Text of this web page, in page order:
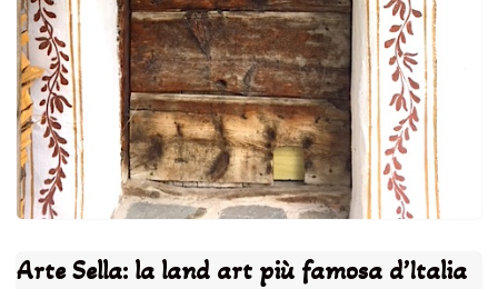
Arte Sella: la land art più famosa d’Italia